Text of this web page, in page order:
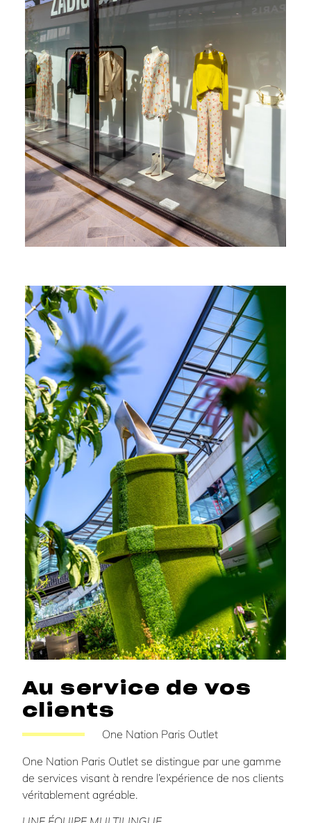
Au service de vos
clients
One Nation Paris Outlet
One Nation Paris Outlet se distingue par une gamme
de services visant à rendre l’expérience de nos clients
véritablement agréable.